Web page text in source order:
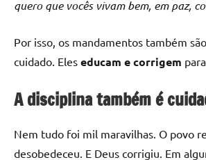
quero que vocês vivam bem, em paz,
Por isso, os mandamentos também
cuidado. Eles educam e corrigem
A disciplina também é
Nem tudo foi mil maravilhas. O povo
desobedeceu. E Deus corrigiu. Em